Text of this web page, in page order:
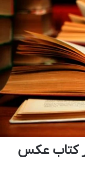
کتاب عکس